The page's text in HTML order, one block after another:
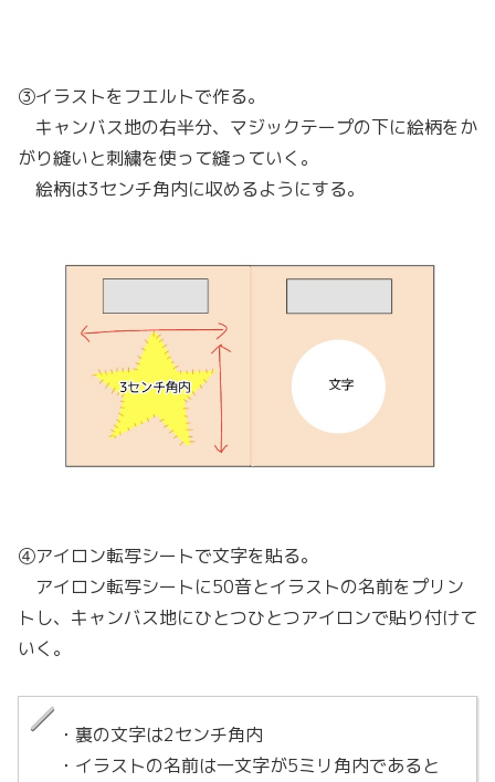
③イラストをフエルトで作る。
キャンバス地の右半分、マジックテープの下に絵柄をか
がり縫いと刺繍を使って縫っていく。
絵柄は3センチ角内に収めるようにする。
④アイロン転写シートで文字を貼る。
アイロン転写シートに50音とイラストの名前をプリン
トし、キャンバス地にひとつひとつアイロンで貼り付けて
いく。
・裏の文字は2センチ角内
・イラストの名前は一文字が5ミリ角内であると